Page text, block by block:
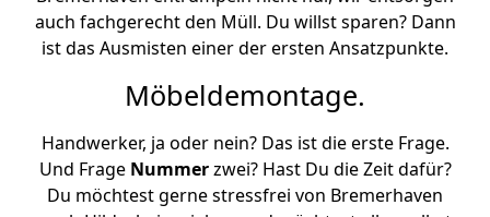
auch fachgerecht den Müll. Du willst sparen? Dann
ist das Ausmisten einer der ersten Ansatzpunkte.
Möbeldemontage.
Handwerker, ja oder nein? Das ist die erste Frage.
Und Frage Nummerzwei? Hast Du die Zeit dafür?
Du möchtest gerne stressfrei von Bremer­haven